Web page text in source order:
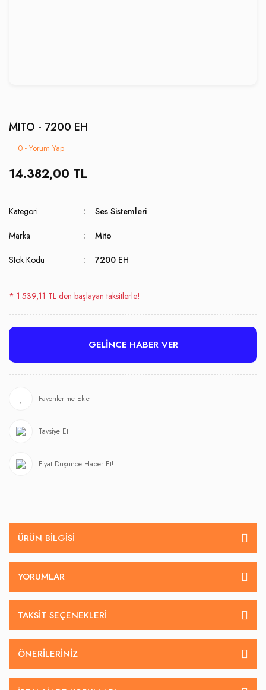
MITO - 7200 EH
0 - Yorum Yap
14.382,00 TL
Kategori Ses Sistemleri
Marka Mito
Stok Kodu 7200 EH
* 1.539,11 TL den başlayan taksitlerle!
GELİNCE HABER VER
Tavsiye Et
Fiyat Düşünce Haber Et!
ÜRÜN BILGISI
YORUMLAR
TAKSIT SEÇENEKLERI
ÖNERILERINIZ